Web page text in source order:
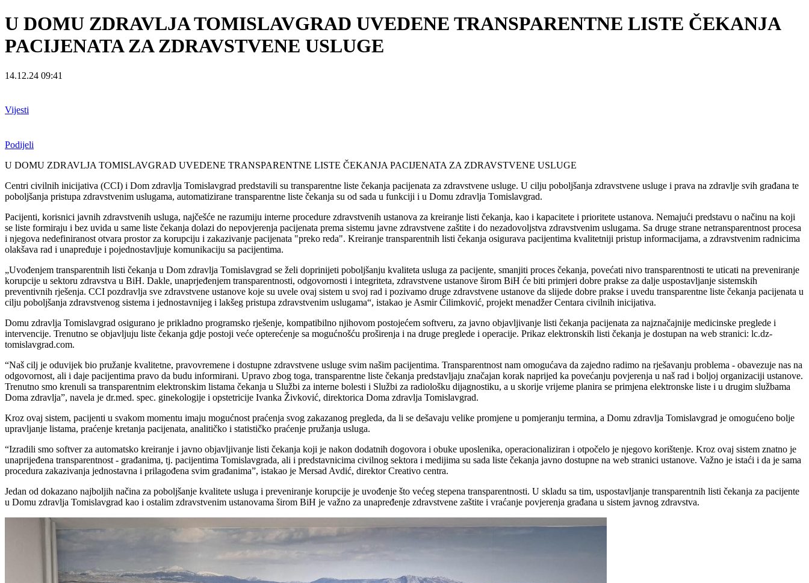
U DOMU ZDRAVLJA TOMISLAVGRAD UVEDENE TRANSPARENTNE LISTE ČEKANJA
PACIJENATA ZA ZDRAVSTVENE USLUGE
14.12.24 09:41
Vijesti
Podijeli
U DOMU ZDRAVLJA TOMISLAVGRAD UVEDENE TRANSPARENTNE LISTE ČEKANJA PACIJENATA ZA ZDRAVSTVENE USLUGE
Centri civilnih inicijativa (CCI) i Dom zdravlja Tomislavgrad predstavili su transparentne liste čekanja pacijenata za zdravstvene usluge. U cilju poboljšanja zdravstvene usluge i prava na zdravlje svih građana te
poboljšanja pristupa zdravstvenim uslugama, automatizirane transparentne liste čekanja su od sada u funkciji i u Domu zdravlja Tomislavgrad.
Pacijenti, korisnici javnih zdravstvenih usluga, najčešće ne razumiju interne procedure zdravstvenih ustanova za kreiranje listi čekanja, kao i kapacitete i prioritete ustanova. Nemajući predstavu o načinu na koji
se liste formiraju i bez uvida u same liste čekanja dolazi do nepovjerenja pacijenata prema sistemu javne zdravstvene zaštite i do nezadovoljstva zdravstvenim uslugama. Sa druge strane netransparentnost procesa
i njegova nedefiniranost otvara prostor za korupciju i zakazivanje pacijenata "preko reda". Kreiranje transparentnih listi čekanja osigurava pacijentima kvalitetniji pristup informacijama, a zdravstvenim radnicima
olakšava rad i unapređuje i pojednostavljuje komunikaciju sa pacijentima.
„Uvođenjem transparentnih listi čekanja u Dom zdravlja Tomislavgrad se želi doprinijeti poboljšanju kvaliteta usluga za pacijente, smanjiti proces čekanja, povećati nivo transparentnosti te uticati na preveniranje
korupcije u sektoru zdravstva u BiH. Dakle, unaprjeđenjem transparentnosti, odgovornosti i integriteta, zdravstvene ustanove širom BiH će biti primjeri dobre prakse za dalje uspostavljanje sistemskih
preventivnih rješenja. CCI pozdravlja sve zdravstvene ustanove koje su uvele ovaj sistem u svoj rad i pozivamo druge zdravstvene ustanove da slijede dobre prakse i uvedu transparentne liste čekanja pacijenata u
cilju poboljšanja zdravstvenog sistema i jednostavnijeg i lakšeg pristupa zdravstvenim uslugama“, istakao je Asmir Ćilimković, projekt menadžer Centara civilnih inicijativa.
Domu zdravlja Tomislavgrad osigurano je prikladno programsko rješenje, kompatibilno njihovom postojećem softveru, za javno objavljivanje listi čekanja pacijenata za najznačajnije medicinske preglede i
intervencije. Trenutno se objavljuju liste čekanja gdje postoji veće opterećenje sa mogućnošću proširenja i na druge preglede i operacije. Prikaz elektronskih listi čekanja je dostupan na web stranici: lc.dz-
tomislavgrad.com.
“Naš cilj je oduvijek bio pružanje kvalitetne, pravovremene i dostupne zdravstvene usluge svim našim pacijentima. Transparentnost nam omogućava da zajedno radimo na rješavanju problema - obavezuje nas na
odgovornost, ali i daje pacijentima pravo da budu informirani. Upravo zbog toga, transparentne liste čekanja predstavljaju značajan korak naprijed ka povećanju povjerenja u naš rad i boljoj organizaciji ustanove.
Trenutno smo krenuli sa transparentnim elektronskim listama čekanja u Službi za interne bolesti i Službi za radiološku dijagnostiku, a u skorije vrijeme planira se primjena elektronske liste i u drugim službama
Doma zdravlja”, navela je dr.med. spec. ginekologije i opstetricije Ivanka Živković, direktorica Doma zdravlja Tomislavgrad.
Kroz ovaj sistem, pacijenti u svakom momentu imaju mogućnost praćenja svog zakazanog pregleda, da li se dešavaju velike promjene u pomjeranju termina, a Domu zdravlja Tomislavgrad je omogućeno bolje
upravljanje listama, praćenje kretanja pacijenata, analitičko i statističko praćenje pružanja usluga.
“Izradili smo softver za automatsko kreiranje i javno objavljivanje listi čekanja koji je nakon dodatnih dogovora i obuke uposlenika, operacionaliziran i otpočelo je njegovo korištenje. Kroz ovaj sistem znatno je
unaprijeđena transparentnost - građanima, tj. pacijentima Tomislavgrada, ali i predstavnicima civilnog sektora i medijima su sada liste čekanja javno dostupne na web stranici ustanove. Važno je istaći i da je sama
procedura zakazivanja jednostavna i prilagođena svim građanima”, istakao je Mersad Avdić, direktor Creativo centra.
Jedan od dokazano najboljih načina za poboljšanje kvalitete usluga i preveniranje korupcije je uvođenje što većeg stepena transparentnosti. U skladu sa tim, uspostavljanje transparentnih listi čekanja za pacijente
u Domu zdravlja Tomislavgrad kao i ostalim zdravstvenim ustanovama širom BiH je važno za unapređenje zdravstvene zaštite i vraćanje povjerenja građana u sistem javnog zdravstva.